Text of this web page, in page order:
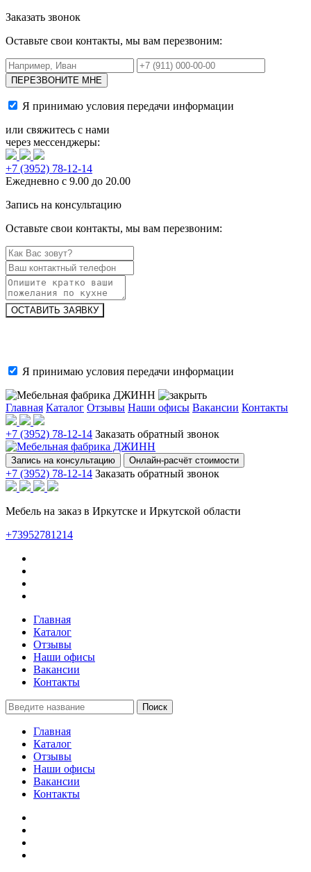
Заказать звонок
Оставьте свои контакты, мы вам перезвоним:
Я принимаю условия передачи информации
или свяжитесь с нами
через мессенджеры:
+7 (3952) 78-12-14
Ежедневно с 9.00 до 20.00
Запись на консультацию
Оставьте свои контакты, мы вам перезвоним:
Я принимаю условия передачи информации
Главная Каталог Отзывы Наши офисы Вакансии Контакты
+7 (3952) 78-12-14 Заказать обратный звонок
Запись на консультацию Онлайн-расчёт стоимости
+7 (3952) 78-12-14 Заказать обратный звонок
Мебель на заказ в Иркутске и Иркутской области
+73952781214
Главная
Каталог
Отзывы
Наши офисы
Вакансии
Контакты
Поиск
Главная
Каталог
Отзывы
Наши офисы
Вакансии
Контакты